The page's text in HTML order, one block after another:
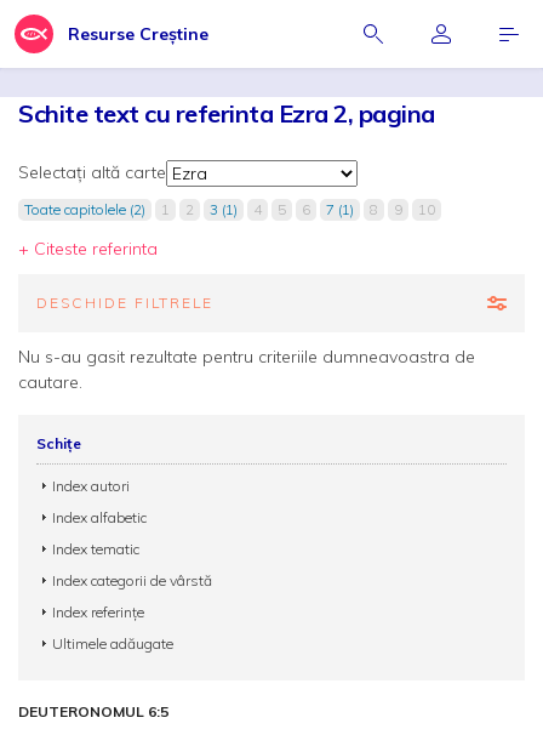
Resurse Creștine
Schite text cu referinta Ezra 2, pagina
Selectați altă carte
Toate capitolele (2) 1 2 3 (1) 4 5 6 7 (1) 8 9 10
+ Citeste referinta
DESCHIDE FILTRELE
Nu s-au gasit rezultate pentru criteriile dumneavoastra de
cautare.
Schițe
Index autori
Index alfabetic
Index tematic
Index categorii de vârstă
Index referințe
Ultimele adăugate
DEUTERONOMUL 6:5